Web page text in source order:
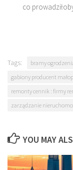
co prowadziłoby
Tags: bramy
gabiony producent
remonty cennik : firmy
zarządzanie
YOU MAY